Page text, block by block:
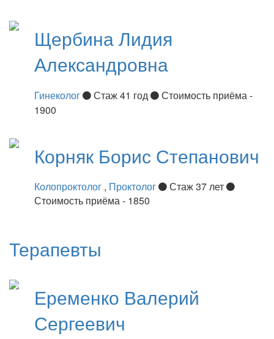
ЩербинаЛидия
Александровна
Гинеколог Стаж 41 год
Стоимость приёма -
1900
Корняк Борис Степанович
Колопроктолог , Проктолог
Стаж 37 лет
Стоимость приёма - 1850
Терапевты
Еременко Валерий
Сергеевич